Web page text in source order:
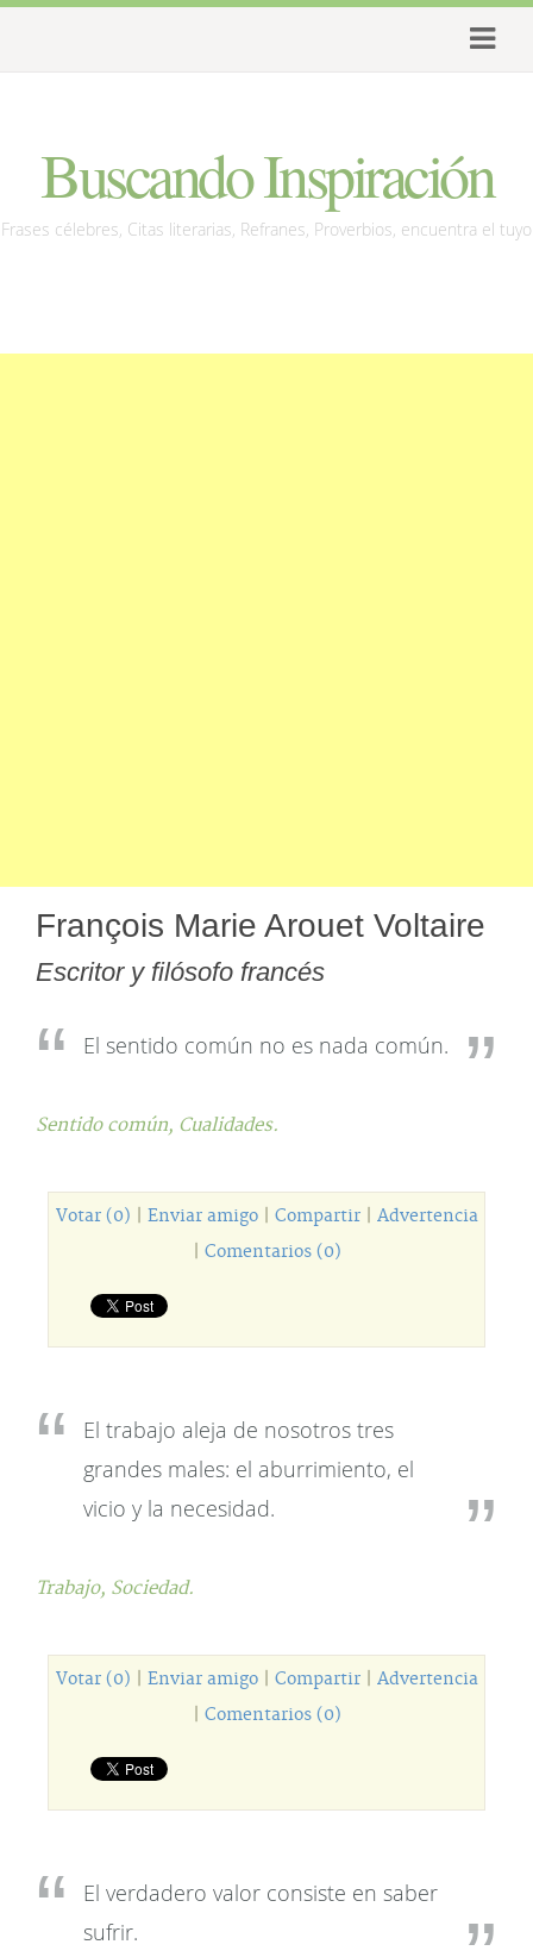
Buscando Inspiración
Frases célebres, Citas literarias, Refranes, Proverbios, encuentra el tuyo
François Marie Arouet Voltaire
Escritor y filósofo francés
El sentido común no es nada común.
Sentido común, Cualidades.
Votar (0) Enviar amigo| Compartir| Advertencia
Comentarios (0)
El trabajo aleja de nosotros tres
grandes males: el aburrimiento, el
vicio y la necesidad.
Trabajo, Sociedad.
Votar (0) Enviar amigo| Compartir| Advertencia
Comentarios (0)
El verdadero valor consiste en saber
sufrir.